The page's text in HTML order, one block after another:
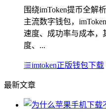
围绕imToken提币全解
主流数字钱包，
速度、成功率与成本，
度、...
imtoken正版钱包下载
最新文章